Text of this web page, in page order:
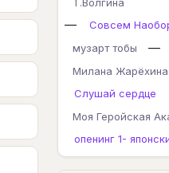
—
Совсем
музарт тобы
—
Милана Жарёхина
Слушай сердце
Моя Геройская
опенинг 1-